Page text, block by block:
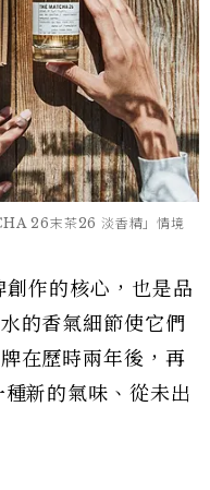
26末茶26 淡香精」情境
作的核心，也是品
的香氣細節使它們
在歷時兩年後，再
新的氣味、從未出